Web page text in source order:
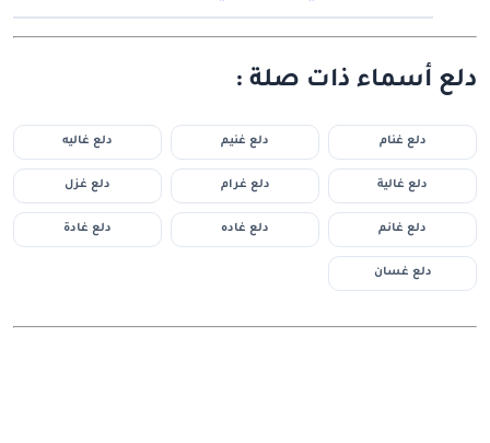
دلع أسماء ذات صلة :
دلع غنام دلع غنيم دلع غاليه
دلع غالية دلع غرام دلع غزل
دلع غانم دلع غاده دلع غادة
دلع غسان